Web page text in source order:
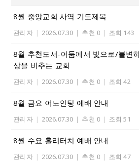
8월 중앙교회 사역 기도제목
관리자 | 2026.07.30 | 추천 0 | 조회 143
8월 추천도서-어둠에서 빛으로/불변
상을 비추는 교회
관리자 | 2026.07.30 | 추천 0 | 조회 42
8월 금요 어노인팅 예배 안내
관리자 | 2026.07.30 | 추천 0 | 조회 51
8월 수요 홀리터치 예배 안내
관리자 | 2026.07.30 | 추천 0 | 조회 47